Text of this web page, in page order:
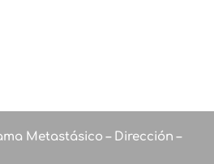
Metastásico – Dirección –